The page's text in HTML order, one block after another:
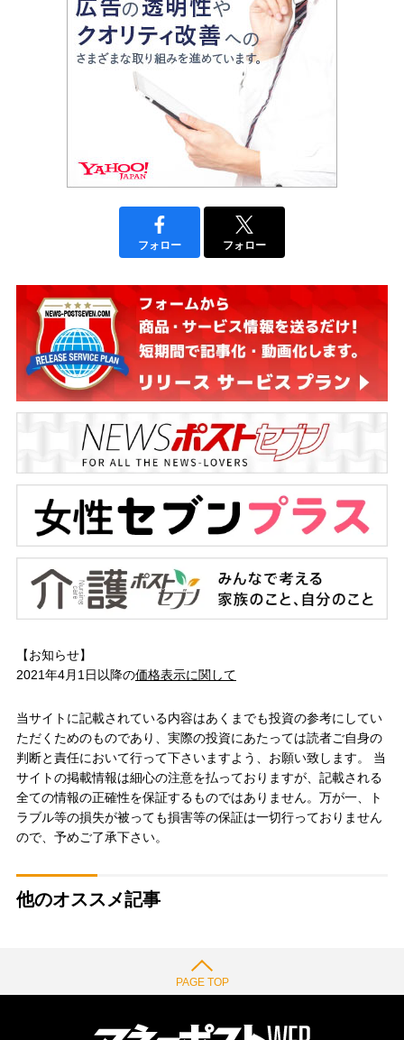
フォロー フォロー
【お知らせ】
2021年4月1日以降の価格表示に関して
当サイトに記載されている内容はあくまでも投資の参考にしてい
ただくためのものであり、実際の投資にあたっては読者ご自身の
判断と責任において行って下さいますよう、お願い致します。 当
サイトの掲載情報は細心の注意を払っておりますが、記載される
全ての情報の正確性を保証するものではありません。万が一、ト
ラブル等の損失が被っても損害等の保証は一切行っておりません
ので、予めご了承下さい。
他のオススメ記事
PAGE TOP